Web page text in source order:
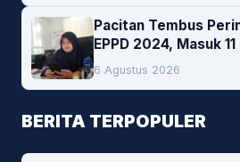
Pacitan Tembus
EPPD 2024, Masuk
6 Agustus 2026
BERITA TERPOPULER